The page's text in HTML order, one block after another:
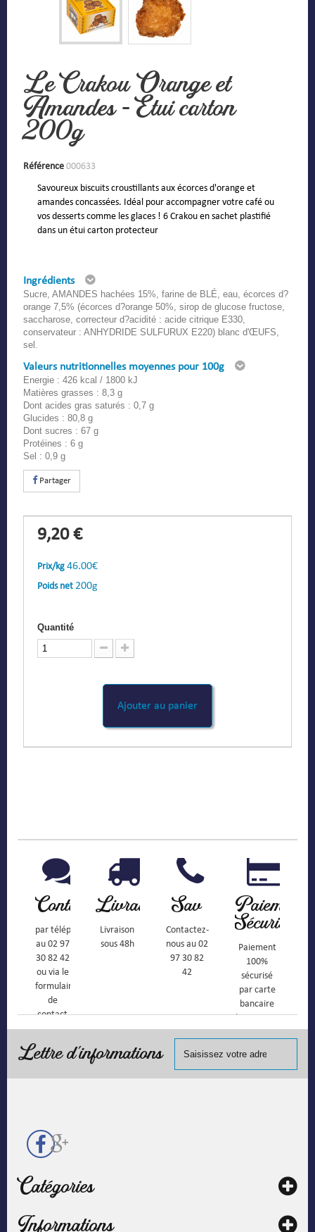
Le Crakou Orange et
Amandes - Étui carton
200g
Référence 000633
Savoureux biscuits croustillants aux écorces d'orange et
amandes concassées. Idéal pour accompagner votre café ou
vos desserts comme les glaces ! 6 Crakou en sachet plastifié
dans un étui carton protecteur
Ingrédients
Sucre, AMANDES hachées 15%, farine de BLÉ, eau, écorces d?
orange 7,5% (écorces d?orange 50%, sirop de glucose fructose,
saccharose, correcteur d?acidité : acide citrique E330,
conservateur : ANHYDRIDE SULFURUX E220) blanc d'ŒUFS,
sel.
Valeurs nutritionnelles moyennes pour 100g
Energie : 426 kcal / 1800 kJ
Matières grasses : 8,3 g
Dont acides gras saturés : 0,7 g
Glucides : 80,8 g
Dont sucres : 67 g
Protéines : 6 g
Sel : 0,9 g
Partager
9,20 €
Prix/kg 46.00€
Poids net 200g
Quantité
Ajouter au panier
Contact
par téléphone
au 02 97
30 82 42
ou via le
formulaire
de
contact
Livraison
Livraison
sous 48h
Sav
Contactez-
nous au 02
97 30 82
42
Paiement
Sécurisé
Paiement
100%
sécurisé
par carte
bancaire
(Mastercard,
Visa, ...) et
Lettre d'informations
Catégories
Informations